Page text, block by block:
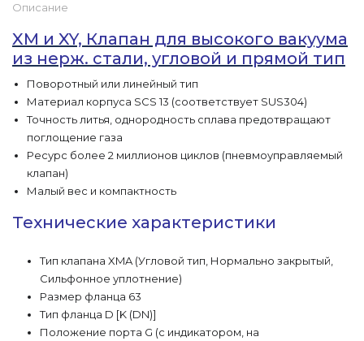
Описание
XM и XY, Клапан для высокого вакуума
из нерж. стали, угловой и прямой тип
Поворотный или линейный тип
Материал корпуса SCS 13 (соответствует SUS304)
Точность литья, однородность сплава предотвращают
поглощение газа
Ресурс более 2 миллионов циклов (пневмоуправляемый
клапан)
Малый вес и компактность
Технические характеристики
Тип клапана XMA (Угловой тип, Нормально закрытый,
Сильфонное уплотнение)
Размер фланца 63
Тип фланца D [K (DN)]
Положение порта G (с индикатором, на